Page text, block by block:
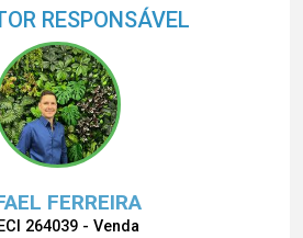
RESPONSÁVEL
FERREIRA
264039 - Venda